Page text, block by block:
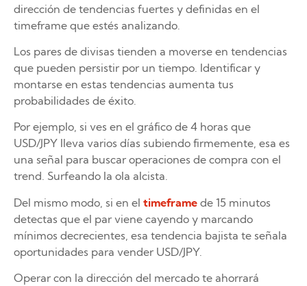
dirección de tendencias fuertes y definidas en el
timeframe que estés analizando.
Los pares de divisas tienden a moverse en tendencias
que pueden persistir por un tiempo. Identificar y
montarse en estas tendencias aumenta tus
probabilidades de éxito.
Por ejemplo, si ves en el gráfico de 4 horas que
USD/JPY lleva varios días subiendo firmemente, esa es
una señal para buscar operaciones de compra con el
trend. Surfeando la ola alcista.
Del mismo modo, si en el timeframe de 15 minutos
detectas que el par viene cayendo y marcando
mínimos decrecientes, esa tendencia bajista te señala
oportunidades para vender USD/JPY.
Operar con la dirección del mercado te ahorrará